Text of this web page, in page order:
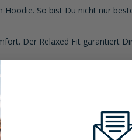
So bist Du nicht nur
Der Relaxed Fit garantiert